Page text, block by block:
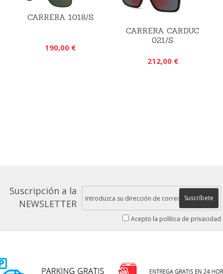
CARRERA 1018/S
190,00 €
CARRERA CARDUC
021/S
212,00 €
Suscripción a la
NEWSLETTER
Suscríbete
Acepto la política de privacidad